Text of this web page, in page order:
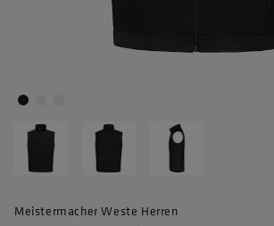
Meistermacher Weste Herren